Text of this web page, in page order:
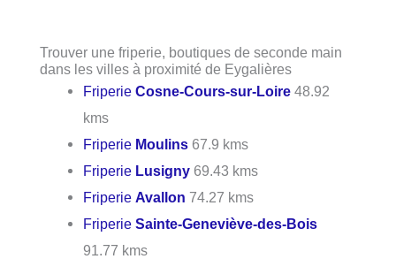
Trouver une friperie, boutiques de seconde main
dans les villes à proximité de Eygalières
FriperieCosne-Cours-sur-Loire 48.92
kms
Friperie Moulins 67.9 kms
Friperie Lusigny 69.43 kms
FriperieAvallon 74.27 kms
FriperieSainte-Geneviève-des-Bois
91.77 kms